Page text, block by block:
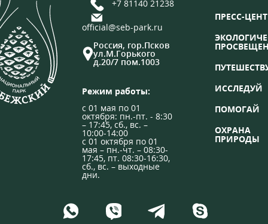
+7 81140 21238
official@seb-park.ru
Россия, гор.Псков
ул.М.Горького
д.20/7 пом.1003
Режим работы:
с 01 мая по 01
октября: пн.-пт. - 8:30
– 17:45, сб., вс. –
10:00-14:00
с 01 октября по 01
мая – пн.-чт. – 08:30-
17:45, пт. 08:30-16:30,
сб., вс. – выходные
дни.
ПРЕСС-
ИССЛЕДУЙ
ПОМОГАЙ
ОХРАНА
ПРИРОДЫ